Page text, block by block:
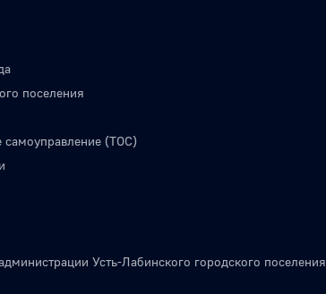
поселения
самоуправление (ТОС)
Усть-Лабинского городского поселения